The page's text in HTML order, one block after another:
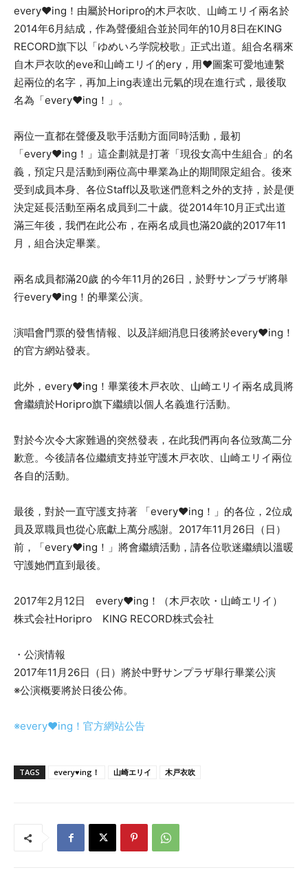
every♥ing！由屬於Horipro的木戸衣吹、山崎エリイ兩名於
2014年6月結成，作為聲優組合並於同年的10月8日在KING
RECORD旗下以「ゆめいろ学院校歌」正式出道。組合名稱來
自木戸衣吹的eve和山崎エリイ的ery，用♥圖案可愛地連繫
起兩位的名字，再加上ing表達出元氣的現在進行式，最後取
名為「every♥ing！」。
兩位一直都在聲優及歌手活動方面同時活動，最初
「every♥ing！」這企劃就是打著「現役女高中生組合」的名
義，預定只是活動到兩位高中畢業為止的期間限定組合。後來
受到成員本身、各位Staff以及歌迷們意料之外的支持，於是便
決定延長活動至兩名成員到二十歲。從2014年10月正式出道
滿三年後，我們在此公布，在兩名成員也滿20歲的2017年11
月，組合決定畢業。
兩名成員都滿20歲 的今年11月的26日，於野サンプラザ將舉
行every♥ing！的畢業公演。
演唱會門票的發售情報、以及詳細消息日後將於every♥ing！
的官方網站發表。
此外，every♥ing！畢業後木戸衣吹、山崎エリイ兩名成員將
會繼續於Horipro旗下繼續以個人名義進行活動。
對於今次令大家難過的突然發表，在此我們再向各位致萬二分
歉意。今後請各位繼續支持並守護木戸衣吹、山崎エリイ兩位
各自的活動。
最後，對於一直守護支持著 「every♥ing！」的各位，2位成
員及眾職員也從心底獻上萬分感謝。2017年11月26日（日）
前，「every♥ing！」將會繼續活動，請各位歌迷繼續以溫暖
守護她們直到最後。
2017年2月12日 every♥ing！（木戸衣吹・山崎エリイ）
株式会社Horipro KING RECORD株式会社
・公演情報
2017年11月26日（日）將於中野サンプラザ舉行畢業公演
※公演概要將於日後公佈。
※every♥ing！官方網站公告
TAGS every♥ing！ 山崎エリイ 木戸衣吹